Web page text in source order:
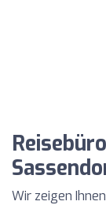
Wir zeigen